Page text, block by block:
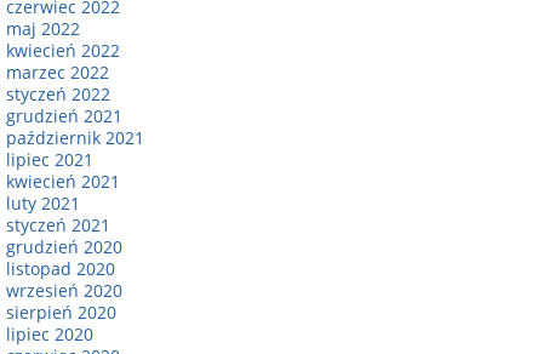
czerwiec 2022
maj 2022
kwiecień 2022
marzec 2022
styczeń 2022
grudzień 2021
październik 2021
lipiec 2021
kwiecień 2021
luty 2021
styczeń 2021
grudzień 2020
listopad 2020
wrzesień 2020
sierpień 2020
lipiec 2020